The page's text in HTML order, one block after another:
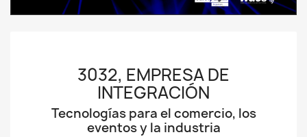
3032, EMPRESA DE
INTEGRACIÓN
Tecnologías para el comercio, los
eventos y la industria